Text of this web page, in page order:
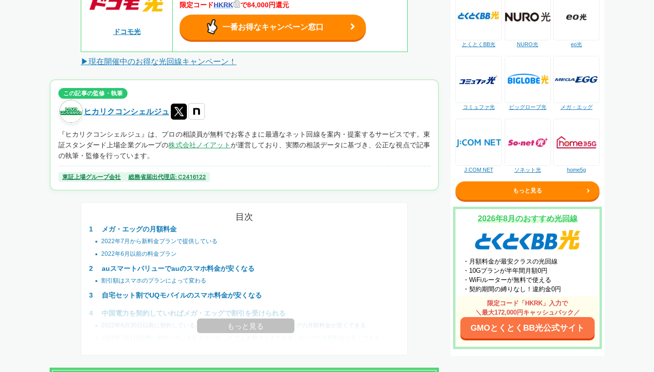
ドコモ光
限定コードHKRK で84,000円還元
一番お得なキャンペーン窓口
▶現在開催中のお得な光回線キャンペーン！
この記事の監修・執筆
ヒカリクコンシェルジュ
『ヒカリクコンシェルジュ』は、プロの相談員が無料でお客さまに最適なネット回線を案内・提案するサービスです。東
証スタンダード上場企業グループの株式会社ノイアットが運営しており、実際の相談データに基づき、公正な視点で記事
の執筆・監修を行っています。
東証上場グループ会社 総務省届出代理店: C2416122
目次
メガ・エッグの月額料金
2022年7月から新料金プランで提供している
2022年6月以前の料金プラン
auスマートバリューでauのスマホ料金が安くなる
割引額はスマホのプランによって変わる
自宅セット割でUQモバイルのスマホ料金が安くなる
中国電力を契約していればメガ・エッグで割引を受けられる
2022年6月30日以前に契約しているとメガ・エッグ でんき割でメガ・エッグの月額料金が安くできる
もっと見る
とくとくBB光 NURO光 eo光
コミュファ光 ビッグローブ光 メガ・エッグ
J:COM NET ソネット光 home5g
もっと見る
2026年8月のおすすめ光回線
・月額料金が最安クラスの光回線
・10Gプランが半年間月額0円
・WiFiルーターが無料で使える
・契約期間の縛りなし！違約金0円
限定コード「HKRK」入力で
＼最大172,000円キャッシュバック／
GMOとくとくBB光公式サイト